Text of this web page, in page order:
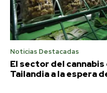
Noticias Destacadas
El sector del
Tailandia a la espera